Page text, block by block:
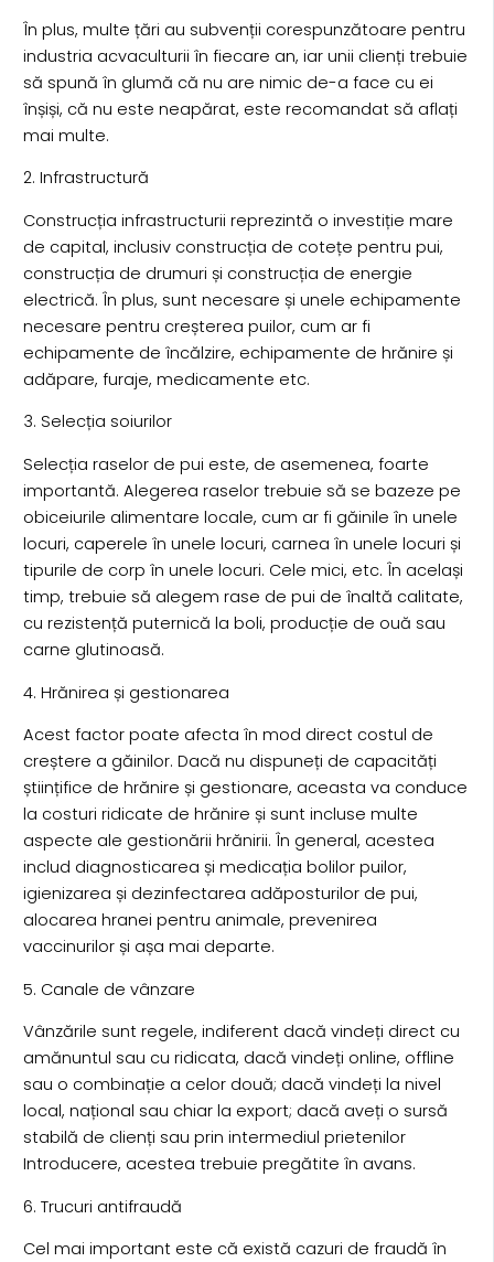
În plus, multe țări au subvenții corespunzătoare pentru
industria acvaculturii în fiecare an, iar unii clienți trebuie
să spună în glumă că nu are nimic de-a face cu ei
înșiși, că nu este neapărat, este recomandat să aflați
mai multe.
2. Infrastructură
Construcția infrastructurii reprezintă o investiție mare
de capital, inclusiv construcția de cotețe pentru pui,
construcția de drumuri și construcția de energie
electrică. În plus, sunt necesare și unele echipamente
necesare pentru creșterea puilor, cum ar fi
echipamente de încălzire, echipamente de hrănire și
adăpare, furaje, medicamente etc.
3. Selecția soiurilor
Selecția raselor de pui este, de asemenea, foarte
importantă. Alegerea raselor trebuie să se bazeze pe
obiceiurile alimentare locale, cum ar fi găinile în unele
locuri, caperele în unele locuri, carnea în unele locuri și
tipurile de corp în unele locuri. Cele mici, etc. În același
timp, trebuie să alegem rase de pui de înaltă calitate,
cu rezistență puternică la boli, producție de ouă sau
carne glutinoasă.
4. Hrănirea și gestionarea
Acest factor poate afecta în mod direct costul de
creștere a găinilor. Dacă nu dispuneți de capacități
științifice de hrănire și gestionare, aceasta va conduce
la costuri ridicate de hrănire și sunt incluse multe
aspecte ale gestionării hrănirii. În general, acestea
includ diagnosticarea și medicația bolilor puilor,
igienizarea și dezinfectarea adăposturilor de pui,
alocarea hranei pentru animale, prevenirea
vaccinurilor și așa mai departe.
5. Canale de vânzare
Vânzările sunt regele, indiferent dacă vindeți direct cu
amănuntul sau cu ridicata, dacă vindeți online, offline
sau o combinație a celor două; dacă vindeți la nivel
local, național sau chiar la export; dacă aveți o sursă
stabilă de clienți sau prin intermediul prietenilor
Introducere, acestea trebuie pregătite în avans.
6. Trucuri antifraudă
Cel mai important este că există cazuri de fraudă în